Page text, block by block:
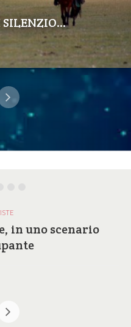
SILENZIO…
in uno scenario